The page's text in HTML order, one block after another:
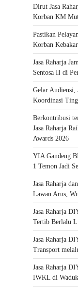
Dirut Jasa
Korban KM
Pastikan
Korban
Jasa Raharja
Sentosa II di
Gelar Audiensi,
Koordinasi
Berkontribusi
Jasa Raharja
Awards 2026
YIA Gandeng
1 Temon Jadi
Jasa Raharja
Lawan Arus,
Jasa Raharja
Tertib Berlalu
Jasa Raharja
Transport
Jasa Raharja
IWKL di